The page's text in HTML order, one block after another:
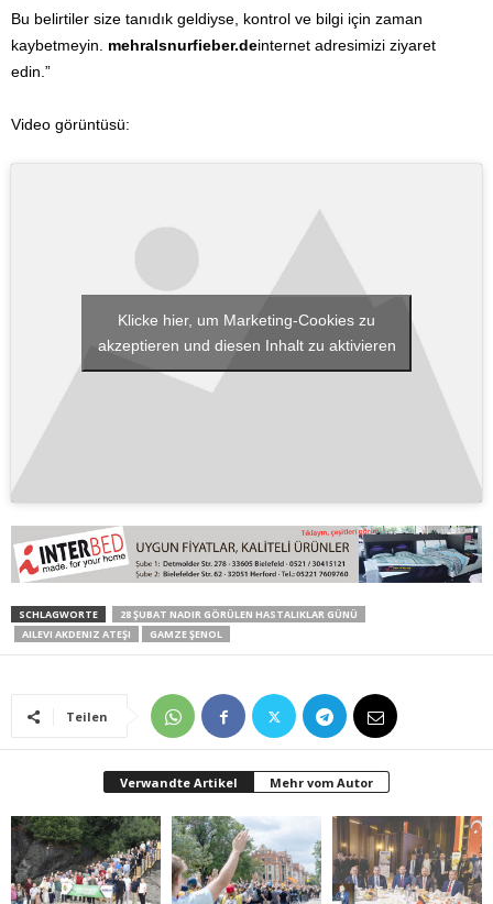
Bu belirtiler size tanıdık geldiyse, kontrol ve bilgi için zaman
kaybetmeyin. mehralsnurfieber.deinternet adresimizi ziyaret
edin.”
Video görüntüsü:
Klicke hier, um Marketing-Cookies zu
akzeptieren und diesen Inhalt zu aktivieren
SCHLAGWORTE
28 ŞUBAT NADIR GÖRÜLEN HASTALIKLAR GÜNÜ
AILEVI AKDENIZ ATEŞI
GAMZE ŞENOL
Teilen
Verwandte Artikel Mehr vom Autor